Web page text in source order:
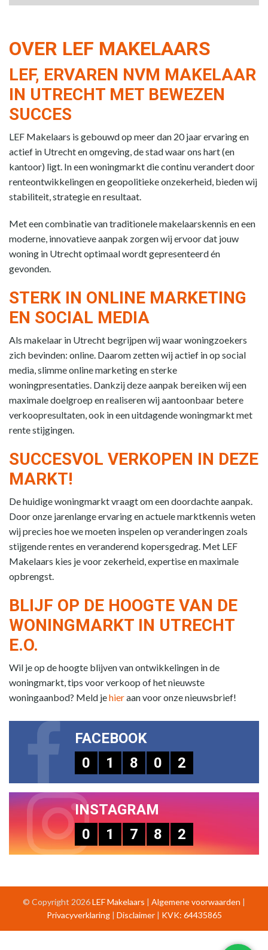
OVER LEF MAKELAARS
LEF, ERVAREN NVM MAKELAAR
IN UTRECHT MET BEWEZEN
SUCCES
LEF Makelaars is gebouwd op meer dan 20 jaar ervaring en
actief in Utrecht en omgeving, de stad waar ons hart (en
kantoor) ligt. In een woningmarkt die continu verandert door
renteontwikkelingen en geopolitieke onzekerheid, bieden wij
stabiliteit, strategie en resultaat.
Met een combinatie van traditionele makelaarskennis en een
moderne, innovatieve aanpak zorgen wij ervoor dat jouw
woning in Utrecht optimaal wordt gepresenteerd én
gevonden.
STERK IN ONLINE MARKETING
EN SOCIAL MEDIA
Als makelaar in Utrecht begrijpen wij waar woningzoekers
zich bevinden: online. Daarom zetten wij actief in op social
media, slimme online marketing en sterke
woningpresentaties. Dankzij deze aanpak bereiken wij een
maximale doelgroep en realiseren wij aantoonbaar betere
verkoopresultaten, ook in een uitdagende woningmarkt met
rente stijgingen.
SUCCESVOL VERKOPEN IN DEZE
MARKT!
De huidige woningmarkt vraagt om een doordachte aanpak.
Door onze jarenlange ervaring en actuele marktkennis weten
wij precies hoe we moeten inspelen op veranderingen zoals
stijgende rentes en veranderend kopersgedrag. Met LEF
Makelaars kies je voor zekerheid, expertise en maximale
opbrengst.
BLIJF OP DE HOOGTE VAN DE
WONINGMARKT IN UTRECHT
E.O.
Wil je op de hoogte blijven van ontwikkelingen in de
woningmarkt, tips voor verkoop of het nieuwste
woningaanbod? Meld jehieraan voor onze nieuwsbrief!
FACEBOOK
0
1 8 0 2
INSTAGRAM
0
1 7 8 2
© Copyright 2026LEF Makelaars | Algemene voorwaarden |
Privacyverklaring| Disclaimer| KVK: 64435865